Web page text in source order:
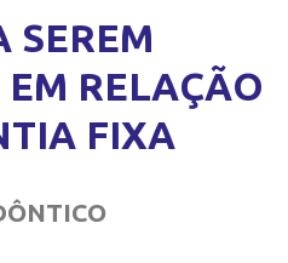
SEREM
RELAÇÃO
FIXA